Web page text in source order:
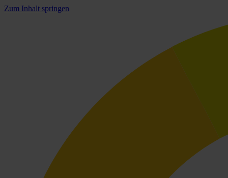
Zum Inhalt springen